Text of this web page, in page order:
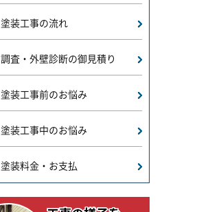
塗装工事の流れ
調査・外壁診断の御見積り
塗装工事前のお悩み
塗装工事中のお悩み
塗装料金・お支払